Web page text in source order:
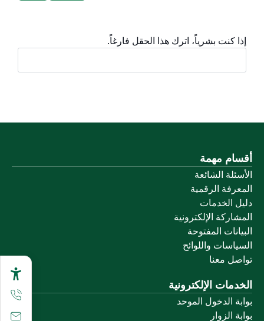
إذا كنت بشرياً، اترك هذا الحقل فارغاً.
أقسام مهمة
الأسئلة الشائعة
المعرفة الرقمية
دليل الخدمات
المشاركة الإلكترونية
البيانات المفتوحة
السياسات واللوائح
تواصل معنا
الخدمات الإلكترونية
بوابة الدخول الموحد
بوابة الزوار